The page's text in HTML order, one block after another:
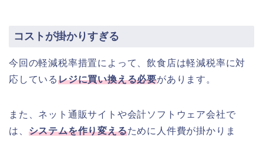
コストが掛かりすぎる
今回の軽減税率措置によって、飲食店は軽減税率に対
応しているレジに買い換える必要があります。
また、ネット通販サイトや会計ソフトウェア会社で
は、 システムを作り変えるために人件費が掛かりま